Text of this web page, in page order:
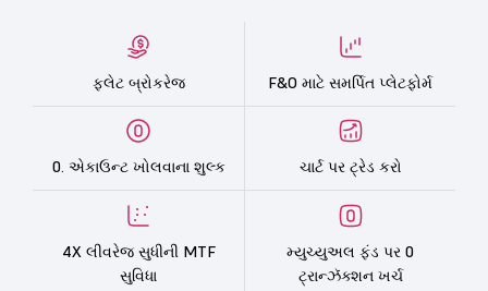
ફ્લેટ બ્રોકરેજ F&O માટે સમર્પિત પ્લેટફોર્મ
0. એકાઉન્ટ ખોલવાના શુલ્ક ચાર્ટ પર ટ્રેડ કરો
4X લીવરેજ સુધીની MTF
સુવિધા
મ્યુચ્યુઅલ ફંડ પર 0
ટ્રાન્ઝૅક્શન ખર્ચ